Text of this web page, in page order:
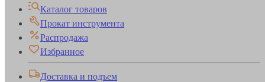
Каталог товаров
Прокат инструмента
Распродажа
Избранное
Доставка и подъем